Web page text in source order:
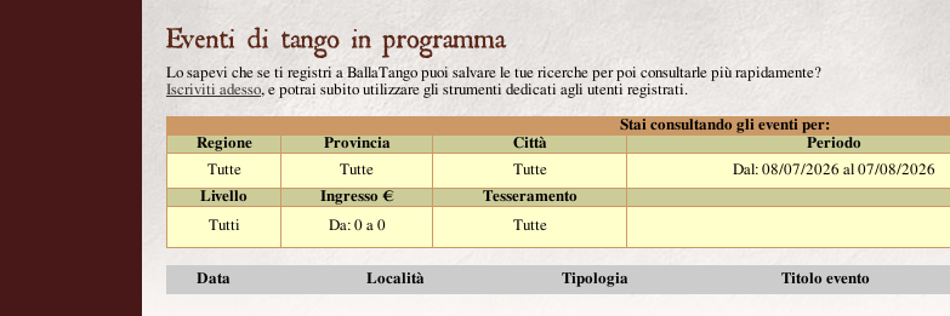
Lo sapevi che se ti registri a BallaTango puoi salvare le tue ricerche per poi consultarle più rapidamente?
Iscriviti adesso, e potrai subito utilizzare gli strumenti dedicati agli utenti registrati.
Stai consultando gli eventi per:
Regione
Provincia Città Periodo
Tutte
Tutte Tutte Dal: 08/07/2026 al 07/08/2026
Livello
Ingresso €
Tesseramento
Tutti
Da: 0 a 0 Tutte
Data Località Tipologia Titolo evento